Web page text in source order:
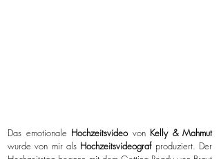
Das emotionale Hochzeitsvideovon Kelly & Mahmut
wurde von mir als Hochzeitsvideograf produziert. Der